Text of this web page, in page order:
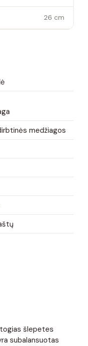
26 cm
medžiagos
šlepetes
subalansuotas